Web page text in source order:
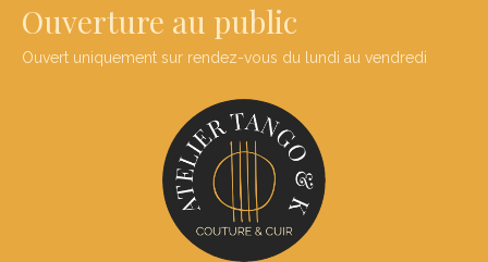
Ouverture au public
Ouvert uniquement sur rendez-vous du lundi au vendredi